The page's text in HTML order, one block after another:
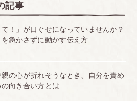
記事
て！」が口ぐせになっていませんか？
急かさずに動かす伝え方
の心が折れそうなとき、自分を責め
向き合い方とは